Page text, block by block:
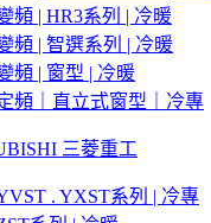
頻 | HR3系列 | 冷暖
頻 | 智選系列 | 冷暖
頻 | 窗型 | 冷暖
頻｜直立式窗型｜冷專
三菱重工
. YXST系列 | 冷專